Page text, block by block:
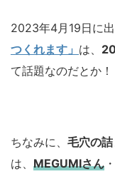
2023年4月19日に
つくれます」 は、
て話題なのだとか！
ちなみに、 毛穴の詰
は、 MEGUMIさん ・